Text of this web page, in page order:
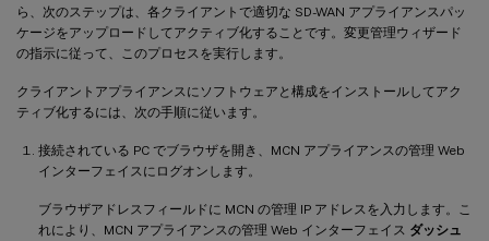
ら、次のステップは、各クライアントで適切な SD-WAN アプライアンスパッ
ケージをアップロードしてアクティブ化することです。変更管理ウィザード
の指示に従って、このプロセスを実行します。
クライアントアプライアンスにソフトウェアと構成をインストールしてアク
ティブ化するには、次の手順に従います。
接続されている PC でブラウザを開き、MCN アプライアンスの管理 Web
インターフェイスにログオンします。
ブラウザアドレスフィールドに MCN の管理 IP アドレスを入力します。こ
れにより、MCN アプライアンスの管理 Web インターフェイス ダッシュ